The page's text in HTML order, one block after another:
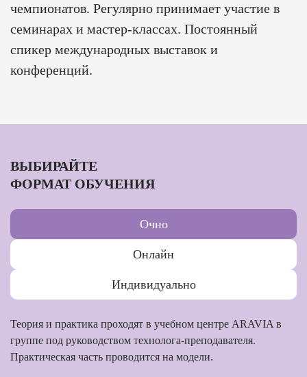
чемпионатов. Регулярно принимает участие в
семинарах и мастер-классах. Постоянный
спикер международных выставок и
конференций.
ВЫБИРАЙТЕ
ФОРМАТ ОБУЧЕНИЯ
Очно
Онлайн
Индивидуально
Теория и практика проходят в учебном центре ARAVIA в
группе под руководством технолога-преподавателя.
Практическая часть проводится на модели.